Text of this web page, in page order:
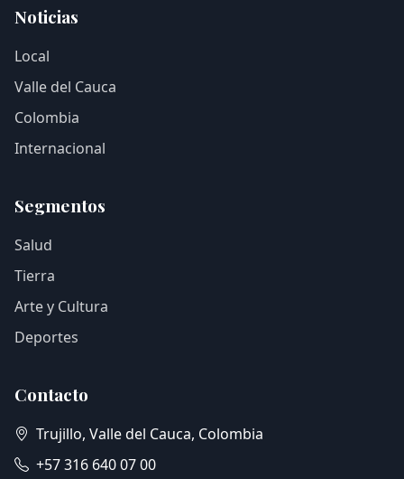
Noticias
Local
Valle del Cauca
Colombia
Internacional
Segmentos
Salud
Tierra
Arte y Cultura
Deportes
Contacto
Trujillo, Valle del Cauca, Colombia
+57 316 640 07 00